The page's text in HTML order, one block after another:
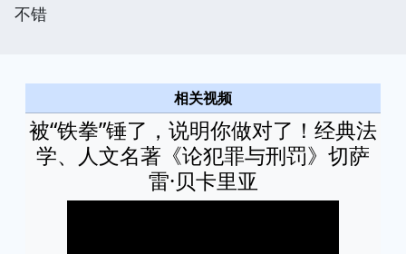
不错
相关视频
被“铁拳”锤了，说明你做对了！经典法
学、人文名著《论犯罪与刑罚》切萨
雷·贝卡里亚